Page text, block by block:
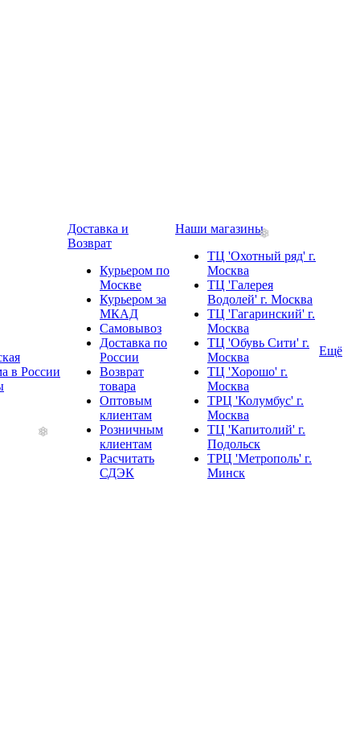
в России
Доставка и
Возврат
Курьером по
Москве
Курьером за
МКАД
Самовывоз
Доставка по
России
Возврат
товара
Оптовым
клиентам
Розничным
клиентам
Расчитать
СДЭК
Наши магазины
ТЦ 'Охотный ряд' г.
Москва
ТЦ 'Галерея
Водолей' г. Москва
ТЦ 'Гагаринский' г.
Москва
ТЦ 'Обувь Сити' г.
Москва
ТЦ 'Хорошо' г.
Москва
ТРЦ 'Колумбус' г.
Москва
ТЦ 'Капитолий' г.
Подольск
ТРЦ 'Метрополь' г.
Минск
Ещё